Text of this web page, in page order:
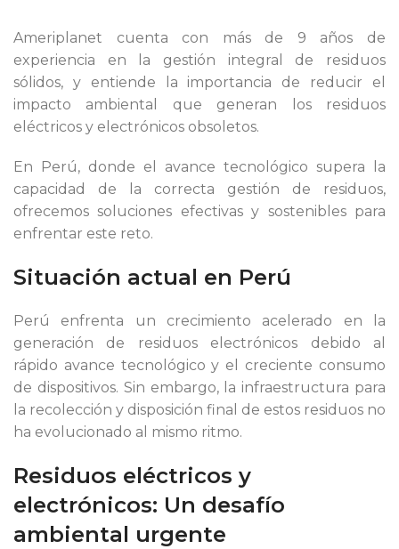
Ameriplanet cuenta con más de 9 años de
experiencia en la gestión integral de residuos
sólidos, y entiende la importancia de reducir el
impacto ambiental que generan los residuos
eléctricos y electrónicos obsoletos.
En Perú, donde el avance tecnológico supera la
capacidad de la correcta gestión de residuos,
ofrecemos soluciones efectivas y sostenibles para
enfrentar este reto.
Situación actual en Perú
Perú enfrenta un crecimiento acelerado en la
generación de residuos electrónicos debido al
rápido avance tecnológico y el creciente consumo
de dispositivos. Sin embargo, la infraestructura para
la recolección y disposición final de estos residuos no
ha evolucionado al mismo ritmo.
Residuos eléctricos y
electrónicos: Un desafío
ambiental urgente